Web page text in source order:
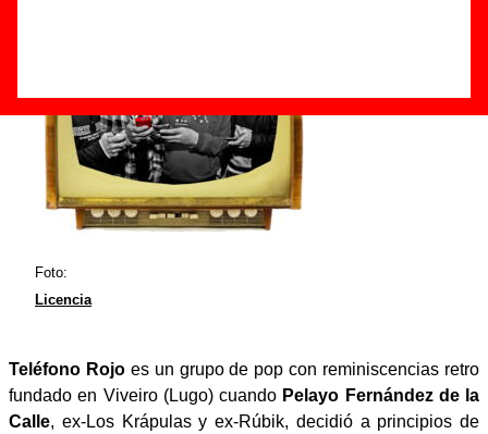
Foto:
Licencia
Teléfono Rojoes un grupo de pop con reminiscencias retro
fundado en Viveiro (Lugo) cuando Pelayo Fernández de la
Calle, ex-Los Krápulas y ex-Rúbik, decidió a principios de